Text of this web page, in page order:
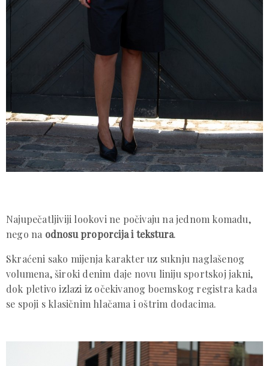
Najupečatljiviji lookovi ne počivaju na jednom komadu,
nego na odnosu proporcija i tekstura.
Skraćeni sako mijenja karakter uz suknju naglašenog
volumena, široki denim daje novu liniju sportskoj jakni,
dok pletivo izlazi iz očekivanog boemskog registra kada
se spoji s klasičnim hlačama i oštrim dodacima.